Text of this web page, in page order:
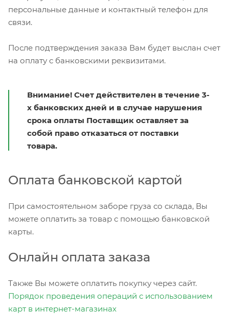
персональные данные и контактный телефон для
связи.
После подтверждения заказа Вам будет выслан счет
на оплату с банковскими реквизитами.
Внимание! Счет действителен в течение 3-
х банковских дней и в случае нарушения
срока оплаты Поставщик оставляет за
собой право отказаться от поставки
товара.
Оплата банковской картой
При самостоятельном заборе груза со склада, Вы
можете оплатить за товар с помощью банковской
карты.
Онлайн оплата заказа
Также Вы можете оплатить покупку через сайт.
Порядок проведения операций с использованием
карт в интернет-магазинах